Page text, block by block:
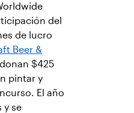
del
de lucro
Beer &
$425
pintar y
El año
y se